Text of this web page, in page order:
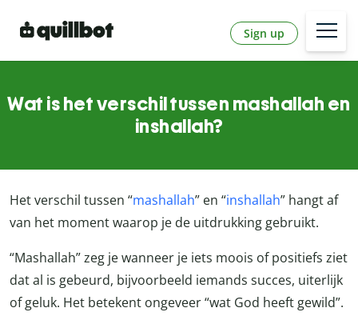
Sign up
Wat is het verschil tussen mashallah en
inshallah?
Het verschil tussen “mashallah” en “inshallah” hangt af
van het moment waarop je de uitdrukking gebruikt.
“Mashallah” zeg je wanneer je iets moois of positiefs ziet
dat al is gebeurd, bijvoorbeeld iemands succes, uiterlijk
of geluk. Het betekent ongeveer “wat God heeft gewild”.